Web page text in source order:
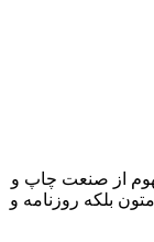
از صنعت چاپ و
بلکه روزنامه و